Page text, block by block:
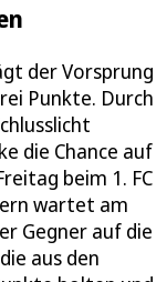
der Vorsprung
Punkte. Durch
die Chance auf
beim 1. FC
wartet am
Gegner auf die
aus den